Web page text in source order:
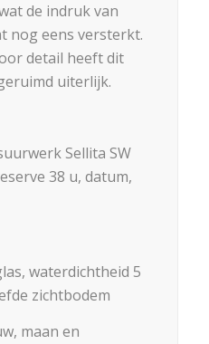
de indruk van
nog eens versterkt.
detail heeft dit
uiterlijk.
Sellita SW
38 u, datum,
waterdichtheid 5
zichtbodem
maan en